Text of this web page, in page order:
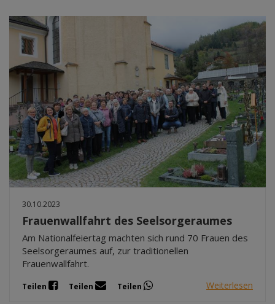
30.10.2023
Frauenwallfahrt des Seelsorgeraumes
Am Nationalfeiertag machten sich rund 70 Frauen des
Seelsorgeraumes auf, zur traditionellen
Frauenwallfahrt.
Teilen Teilen Teilen Weiterlesen